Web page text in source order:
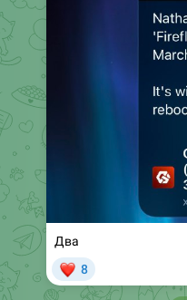
Два
8